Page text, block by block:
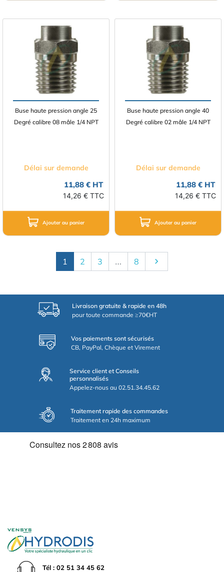
Buse haute pression angle 25
Degré calibre 08 mâle 1/4 NPT
Délai sur demande
11,88 € HT
14,26 € TTC
Ajouter au panier
Buse haute pression angle 40
Degré calibre 02 mâle 1/4 NPT
Délai sur demande
11,88 € HT
14,26 € TTC
Ajouter au panier
1 2 3 … 8 Suivant

Livraison gratuite & rapide en 48h
pour toute commande ≥70€HT
Vos paiements sont sécurisés
CB, PayPal, Chèque et Virement
Service client et Conseils
personnalisés
Appelez-nous au 02.51.34.45.62
Traitement rapide des commandes
Traitement en 24h maximum
Tél : 02 51 34 45 62